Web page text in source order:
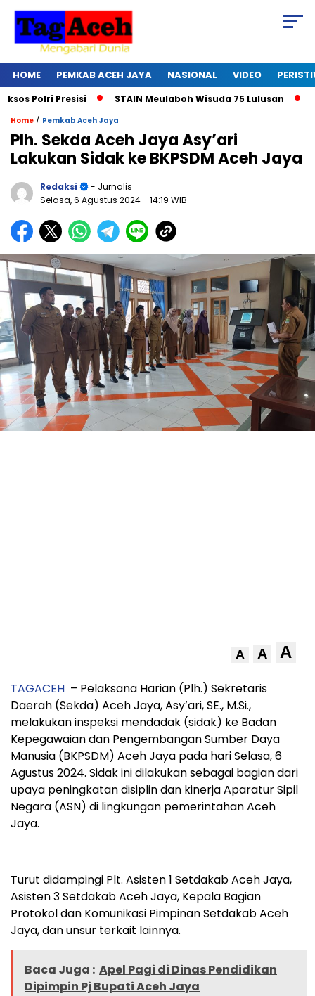
HOME PEMKAB ACEH JAYA NASIONAL VIDEO
Polri Presisi STAIN Meulaboh Wisuda 75 Lulusan Ikut
Home / Pemkab Aceh Jaya
Plh. Sekda Aceh Jaya Asy’ari
Lakukan Sidak ke BKPSDM Aceh Jaya
Redaksi
- Jurnalis
Selasa, 6 Agustus 2024- 14:19 WIB
A A A
TAGACEH – Pelaksana Harian (Plh.) Sekretaris
Daerah (Sekda) Aceh Jaya, Asy’ari, SE., M.Si.,
melakukan inspeksi mendadak (sidak) ke Badan
Kepegawaian dan Pengembangan Sumber Daya
Manusia (BKPSDM) Aceh Jaya pada hari Selasa, 6
Agustus 2024. Sidak ini dilakukan sebagai bagian dari
upaya peningkatan disiplin dan kinerja Aparatur Sipil
Negara (ASN) di lingkungan pemerintahan Aceh
Jaya.
Turut didampingi Plt. Asisten 1 Setdakab Aceh Jaya,
Asisten 3 Setdakab Aceh Jaya, Kepala Bagian
Protokol dan Komunikasi Pimpinan Setdakab Aceh
Jaya, dan unsur terkait lainnya.
Baca Juga : Apel Pagi di Dinas Pendidikan
Dipimpin Pj Bupati Aceh Jaya